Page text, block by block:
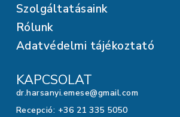
Szolgáltatásaink
Rólunk
Adatvédelmi tájékoztató
KAPCSOLAT
dr.harsanyi.emese@gmail.com
Recepció: +36 21 335 5050